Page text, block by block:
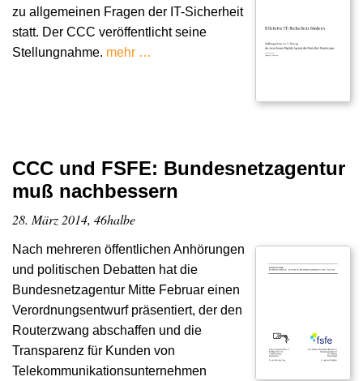
zu allgemeinen Fragen der IT-Sicherheit
statt. Der CCC veröffentlicht seine
Stellungnahme. mehr …
CCC und FSFE: Bundesnetzagentur
muß nachbessern
28. März 2014, 46halbe
Nach mehreren öffentlichen Anhörungen
und politischen Debatten hat die
Bundesnetzagentur Mitte Februar einen
Verordnungsentwurf präsentiert, der den
Routerzwang abschaffen und die
Transparenz für Kunden von
Telekommunikationsunternehmen